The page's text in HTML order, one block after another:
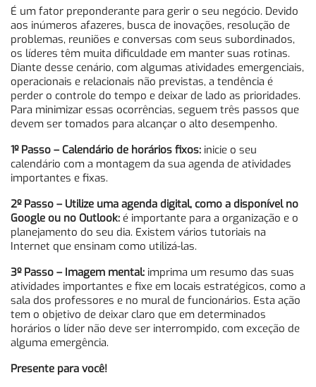
É um fator preponderante para gerir o seu negócio. Devido
aos inúmeros afazeres, busca de inovações, resolução de
problemas, reuniões e conversas com seus subordinados,
os líderes têm muita dificuldade em manter suas rotinas.
Diante desse cenário, com algumas atividades emergenciais,
operacionais e relacionais não previstas, a tendência é
perder o controle do tempo e deixar de lado as prioridades.
Para minimizar essas ocorrências, seguem três passos que
devem ser tomados para alcançar o alto desempenho.
1º Passo – Calendário de horários fixos: inicie o seu
calendário com a montagem da sua agenda de atividades
importantes e fixas.
2º Passo – Utilize uma agenda digital, como a disponível no
Google ou no Outlook: é importante para a organização e o
planejamento do seu dia. Existem vários tutoriais na
Internet que ensinam como utilizá-las.
3º Passo – Imagem mental: imprima um resumo das suas
atividades importantes e fixe em locais estratégicos, como a
sala dos professores e no mural de funcionários. Esta ação
tem o objetivo de deixar claro que em determinados
horários o líder não deve ser interrompido, com exceção de
alguma emergência.
Presente para você!